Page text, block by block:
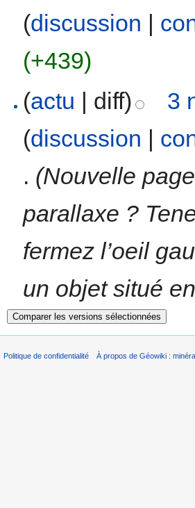
(discussion |
(+439)
(actu | diff)
3
(discussion |
. (Nouvelle
parallaxe ?
fermez l’oeil
un objet situé
Politique de confidentialité À propos de Géowiki :